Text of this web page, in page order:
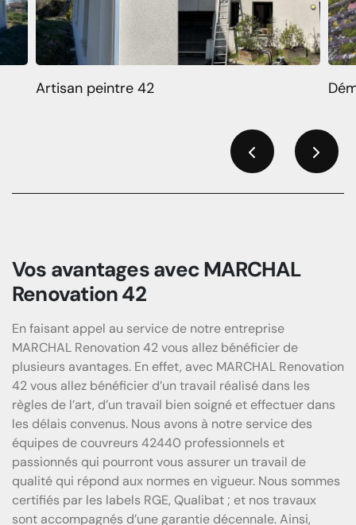
Artisan peintre 42
Vos avantages avec MARCHAL
Renovation 42
En faisant appel au service de notre entreprise
MARCHAL Renovation 42 vous allez bénéficier de
plusieurs avantages. En effet, avec MARCHAL Renovation
42 vous allez bénéficier d’un travail réalisé dans les
règles de l’art, d’un travail bien soigné et effectuer dans
les délais convenus. Nous avons à notre service des
équipes de couvreurs 42440 professionnels et
passionnés qui pourront vous assurer un travail de
qualité qui répond aux normes en vigueur. Nous sommes
certifiés par les labels RGE, Qualibat ; et nos travaux
sont accompagnés d’une garantie décennale. Ainsi,